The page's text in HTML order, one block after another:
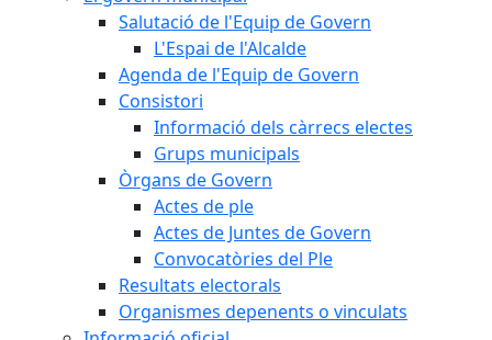
Salutació de l'Equip de Govern
L'Espai de l'Alcalde
Agenda de l'Equip de Govern
Consistori
Informació dels càrrecs electes
Grups municipals
Òrgans de Govern
Actes de ple
Actes de Juntes de Govern
Convocatòries del Ple
Resultats electorals
Organismes depenents o vinculats